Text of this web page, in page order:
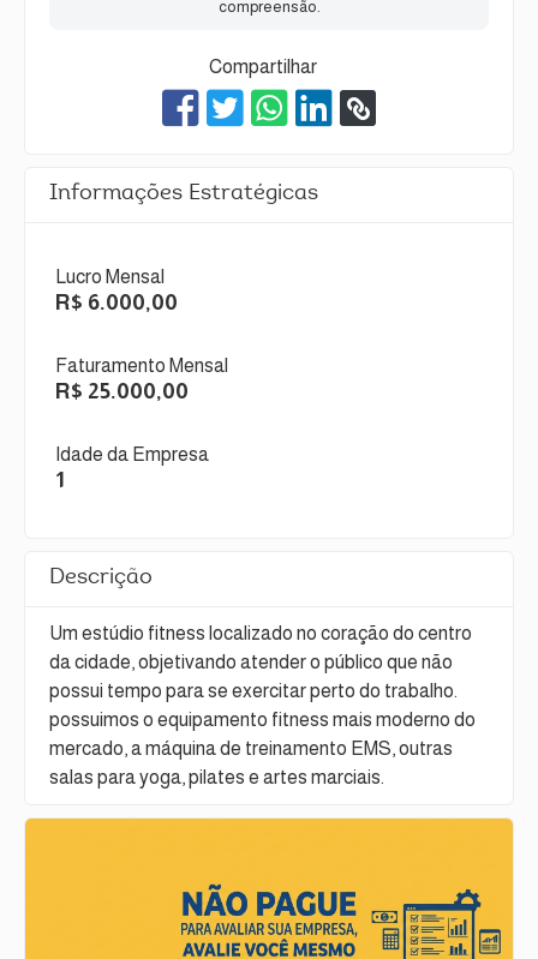
compreensão.
Compartilhar
Informações Estratégicas
Lucro Mensal
R$ 6.000,00
Faturamento Mensal
R$ 25.000,00
Idade da Empresa
1
Descrição
Um estúdio fitness localizado no coração do centro
da cidade, objetivando atender o público que não
possui tempo para se exercitar perto do trabalho.
possuimos o equipamento fitness mais moderno do
mercado, a máquina de treinamento EMS, outras
salas para yoga, pilates e artes marciais.